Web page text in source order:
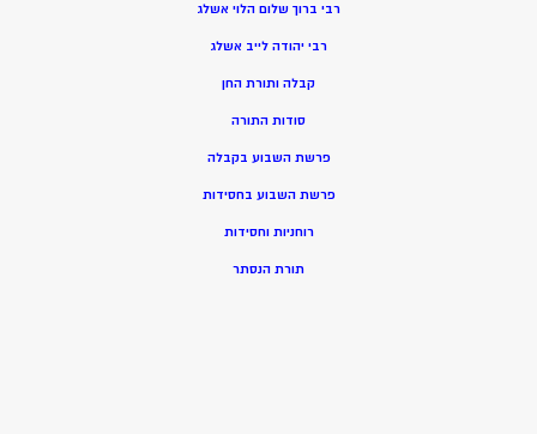
רבי ברוך שלום הלוי אשלג
רבי יהודה לייב אשלג
קבלה ותורת החן
סודות התורה
פרשת השבוע בקבלה
פרשת השבוע בחסידות
רוחניות וחסידות
תורת הנסתר